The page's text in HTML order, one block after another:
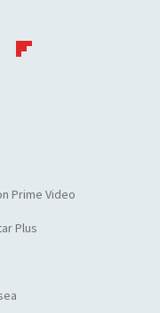
Prime Video
Plus